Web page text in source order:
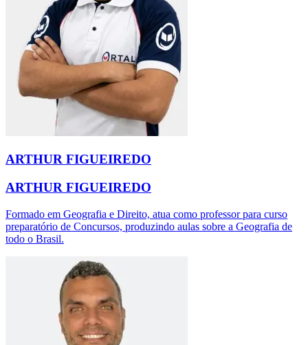
ARTHUR FIGUEIREDO
ARTHUR FIGUEIREDO
Formado em Geografia e Direito, atua como professor para curso
preparatório de Concursos, produzindo aulas sobre a Geografia de
todo o Brasil.